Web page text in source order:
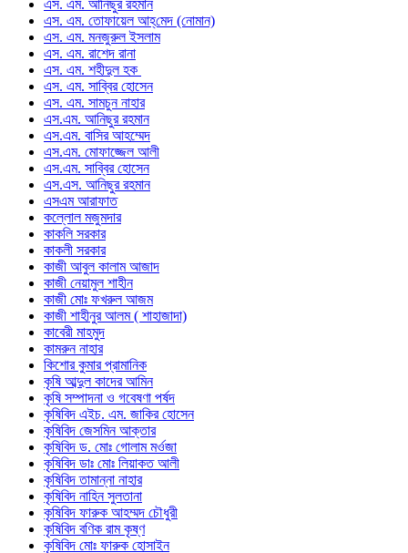
এস. এম. আনিছুর রহমান
এস. এম. তোফায়েল আহ্‌মেদ (নোমান)
এস. এম. মনজুরুল ইসলাম
এস. এম. রাশেদ রানা
এস. এম. শহীদুল হক
এস. এম. সাব্বির হোসেন
এস. এম. সামচুন নাহার
এস.এম. আনিছুর রহমান
এস.এম. বাসির আহম্মেদ
এস.এম. মোফাজ্জেল আলী
এস.এম. সাব্বির হোসেন
এস.এস. আনিছুর রহমান
এসএম আরাফাত
কল্লোল মজুমদার
কাকলি সরকার
কাকলী সরকার
কাজী আবুল কালাম আজাদ
কাজী নেয়ামুল শাহীন
কাজী মোঃ ফখরুল আজম
কাজী শাহীনুর আলম ( শাহাজাদা)
কাবেরী মাহমুদ
কামরুন নাহার
কিশোর কুমার প্রামানিক
কৃষি আব্দুল কাদের আমিন
কৃষি সম্পাদনা ও গবেষণা পর্ষদ
কৃষিবিদ এইচ. এম. জাকির হোসেন
কৃষিবিদ জেসমিন আক্তার
কৃষিবিদ ড. মোঃ গোলাম মর্ওজা
কৃষিবিদ ডাঃ মোঃ লিয়াকত আলী
কৃষিবিদ তামান্না নাহার
কৃষিবিদ নাহিন সুলতানা
কৃষিবিদ ফারুক আহম্মদ চৌধুরী
কৃষিবিদ বণিক রাম কৃষ্ণ
কৃষিবিদ মোঃ ফারুক হোসাইন